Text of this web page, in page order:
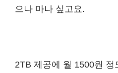
으나 마나 싶고요.
2TB 제공에 월 1500원